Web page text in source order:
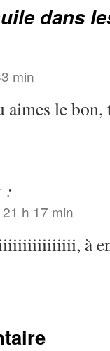
dans
min
aimes le
:
h 17 min
à